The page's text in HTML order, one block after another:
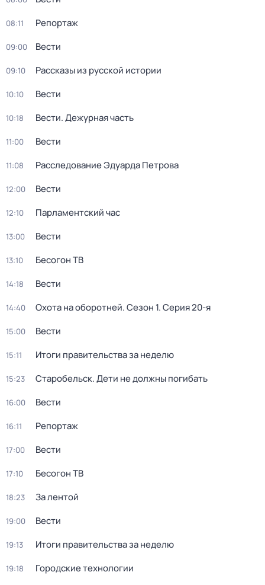
08:11 Репортаж
09:00 Вести
09:10 Рассказы из русской истории
10:10 Вести
10:18 Вести. Дежурная часть
11:00 Вести
11:08 Расследование Эдуарда Петрова
12:00 Вести
12:10 Парламентский час
13:00 Вести
13:10 Бесогон ТВ
14:18 Вести
14:40 Охота на оборотней. Сезон 1. Серия 20-я
15:00 Вести
15:11 Итоги правительства за неделю
15:23 Старобельск. Дети не должны погибать
16:00 Вести
16:11 Репортаж
17:00 Вести
17:10 Бесогон ТВ
18:23 За лентой
19:00 Вести
19:13 Итоги правительства за неделю
19:18 Городские технологии